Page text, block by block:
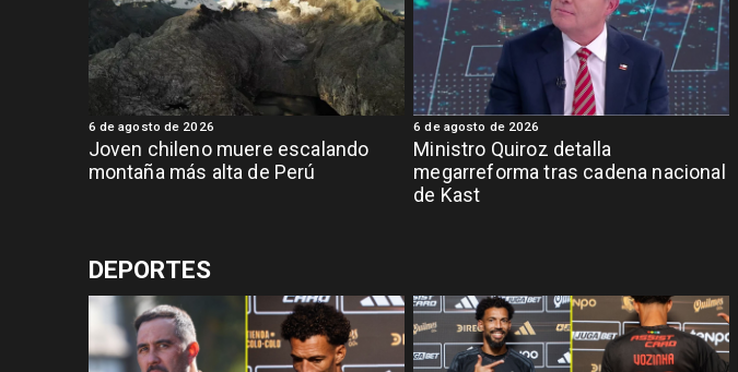
Joven chileno muere escalando
montaña más alta de Perú
6 de agosto de 2026
Ministro Quiroz detalla
megarreforma tras cadena nacional
de Kast
6 de agosto de 2026
DEPORTES